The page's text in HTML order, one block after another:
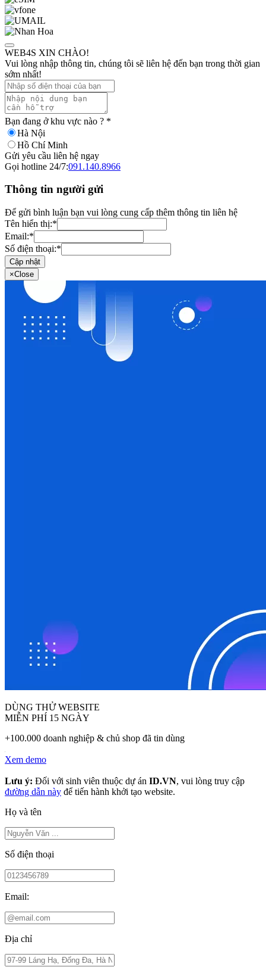
WEB4S XIN CHÀO!
Vui lòng nhập thông tin, chúng tôi sẽ liên hệ đến bạn trong thời gian
sớm nhất!
Bạn đang ở khu vực nào ? *
Hà Nội
Hồ Chí Minh
Gửi yêu cầu liên hệ ngay
Gọi hotline 24/7:091.140.8966
Thông tin người gửi
Để gửi bình luận bạn vui lòng cung cấp thêm thông tin liên hệ
Tên hiển thị:*
Email:*
Số điện thoại:*
Cập nhật
×Close
DÙNG THỬ WEBSITE
MIỄN PHÍ 15 NGÀY
+100.000 doanh nghiệp & chủ shop đã tin dùng
Xem demo
Lưu ý: Đối với sinh viên thuộc dự án ID.VN, vui lòng truy cập
đường dẫn này để tiến hành khởi tạo website.
Họ và tên
Số điện thoại
Email:
Địa chỉ